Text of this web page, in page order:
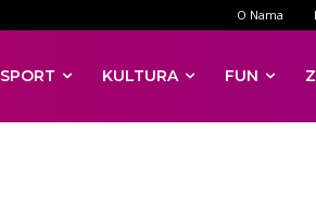
O Nama
SPORT KULTURA FUN